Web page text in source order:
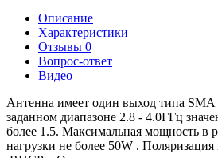
Описание
Характеристики
Отзывы 0
Вопрос-ответ
Видео
Антенна имеет один выход типа SMA
заданном диапазоне 2.8 - 4.0ГГц
более 1.5. Максимальная мощность в
нагрузки не более 50W . Поляризация